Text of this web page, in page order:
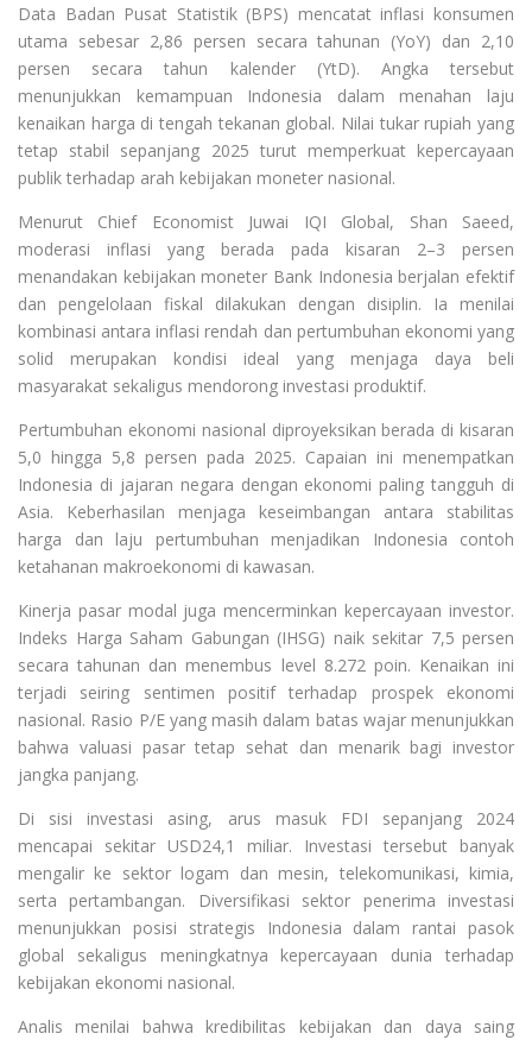
Data Badan Pusat Statistik (BPS) mencatat inflasi konsumen
utama sebesar 2,86 persen secara tahunan (YoY) dan 2,10
persen secara tahun kalender (YtD). Angka tersebut
menunjukkan kemampuan Indonesia dalam menahan laju
kenaikan harga di tengah tekanan global. Nilai tukar rupiah yang
tetap stabil sepanjang 2025 turut memperkuat kepercayaan
publik terhadap arah kebijakan moneter nasional.
Menurut Chief Economist Juwai IQI Global, Shan Saeed,
moderasi inflasi yang berada pada kisaran 2–3 persen
menandakan kebijakan moneter Bank Indonesia berjalan efektif
dan pengelolaan fiskal dilakukan dengan disiplin. Ia menilai
kombinasi antara inflasi rendah dan pertumbuhan ekonomi yang
solid merupakan kondisi ideal yang menjaga daya beli
masyarakat sekaligus mendorong investasi produktif.
Pertumbuhan ekonomi nasional diproyeksikan berada di kisaran
5,0 hingga 5,8 persen pada 2025. Capaian ini menempatkan
Indonesia di jajaran negara dengan ekonomi paling tangguh di
Asia. Keberhasilan menjaga keseimbangan antara stabilitas
harga dan laju pertumbuhan menjadikan Indonesia contoh
ketahanan makroekonomi di kawasan.
Kinerja pasar modal juga mencerminkan kepercayaan investor.
Indeks Harga Saham Gabungan (IHSG) naik sekitar 7,5 persen
secara tahunan dan menembus level 8.272 poin. Kenaikan ini
terjadi seiring sentimen positif terhadap prospek ekonomi
nasional. Rasio P/E yang masih dalam batas wajar menunjukkan
bahwa valuasi pasar tetap sehat dan menarik bagi investor
jangka panjang.
Di sisi investasi asing, arus masuk FDI sepanjang 2024
mencapai sekitar USD24,1 miliar. Investasi tersebut banyak
mengalir ke sektor logam dan mesin, telekomunikasi, kimia,
serta pertambangan. Diversifikasi sektor penerima investasi
menunjukkan posisi strategis Indonesia dalam rantai pasok
global sekaligus meningkatnya kepercayaan dunia terhadap
kebijakan ekonomi nasional.
Analis menilai bahwa kredibilitas kebijakan dan daya saing